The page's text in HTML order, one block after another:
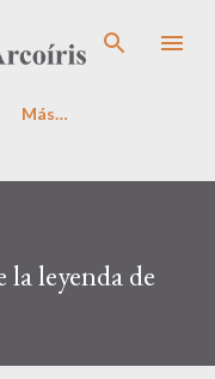
Más…
leyenda de